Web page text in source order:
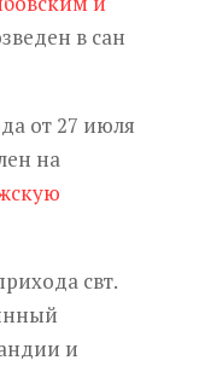
в сан
от 27 июля
на
свт.
и